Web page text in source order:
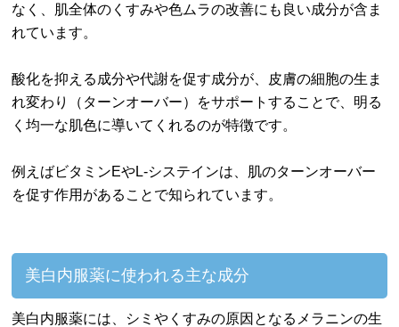
なく、肌全体のくすみや色ムラの改善にも良い成分が含ま
れています。
酸化を抑える成分や代謝を促す成分が、皮膚の細胞の生ま
れ変わり（ターンオーバー）をサポートすることで、明る
く均一な肌色に導いてくれるのが特徴です。
例えばビタミンEやL-システインは、肌のターンオーバー
を促す作用があることで知られています。
美白内服薬に使われる主な成分
美白内服薬には、シミやくすみの原因となるメラニンの生